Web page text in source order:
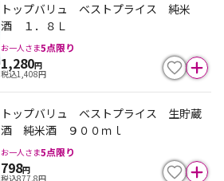
トップバリュ ベストプライス 純米
酒 １．８Ｌ
お一人さま5点限り
1,280円
税込1,408円
トップバリュ ベストプライス 生貯蔵
酒 純米酒 ９００ｍｌ
お一人さま5点限り
798円
税込877.8円